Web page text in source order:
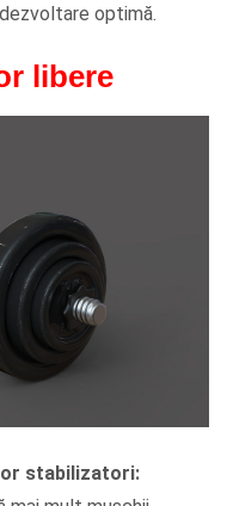
optimă.
libere
stabilizatori: